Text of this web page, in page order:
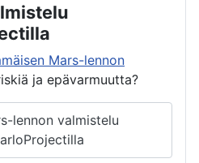
Mars-lennon
ja epävarmuutta?
lennon valmistelu